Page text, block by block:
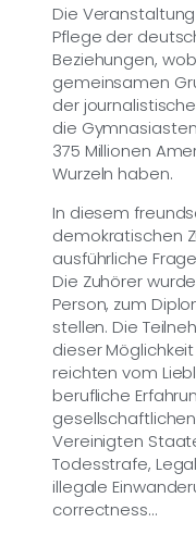
Die
Pflege der
Beziehungen,
gemeinsamen
der
die
375 Millionen
Wurzeln haben.
In diesem
demokratischen
ausführliche
Die Zuhörer
Person, zum
stellen. Die
dieser
reichten vom
berufliche
Vereinigten
Todesstrafe,
illegale
correctness…